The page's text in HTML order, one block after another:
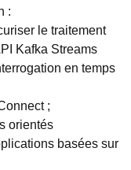
:
le traitement
Kafka Streams
en temps
;
orientés
basées sur